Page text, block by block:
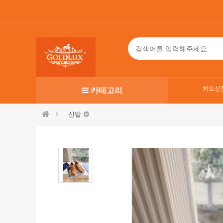
카테고리 히트상
신발